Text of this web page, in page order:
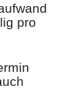
pro